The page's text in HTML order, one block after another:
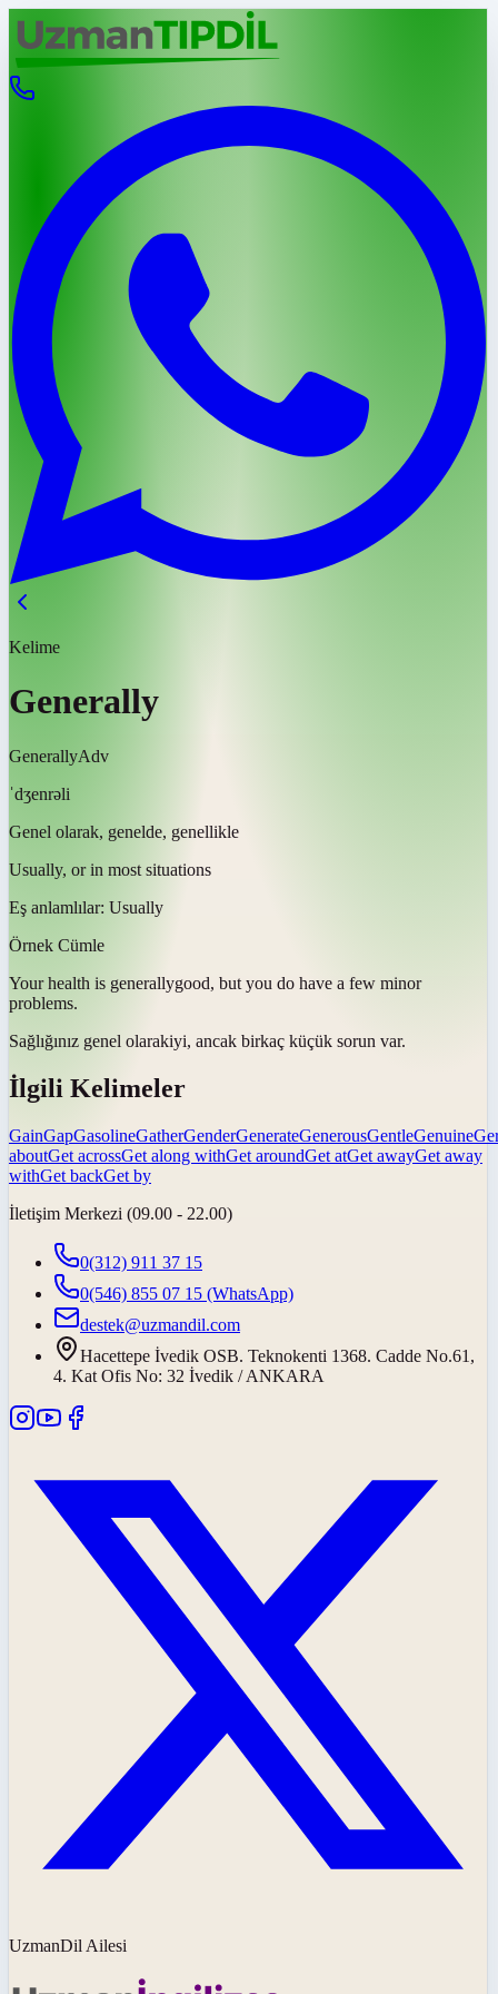
Kelime
Generally
GenerallyAdv
ˈdʒenrəli
Genel olarak, genelde, genellikle
Usually, or in most situations
Eş anlamlılar: Usually
Örnek Cümle
Your health is generallygood, but you do have a few minor
problems.
Sağlığınız genel olarakiyi, ancak birkaç küçük sorun var.
İlgili Kelimeler
GainGapGasolineGatherGenderGenerateGenerousGentleGenuine
aboutGet acrossGet along withGet aroundGet atGet awayGet away
withGet backGet by
İletişim Merkezi (09.00 - 22.00)
0(312) 911 37 15
0(546) 855 07 15 (WhatsApp)
destek@uzmandil.com
Hacettepe İvedik OSB. Teknokenti 1368. Cadde No.61,
4. Kat Ofis No: 32 İvedik / ANKARA
UzmanDil Ailesi